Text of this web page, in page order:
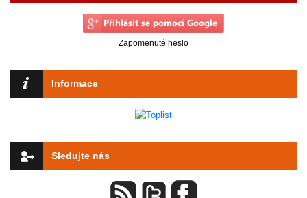
Zapomenuté heslo
Informace
Sledujte nás